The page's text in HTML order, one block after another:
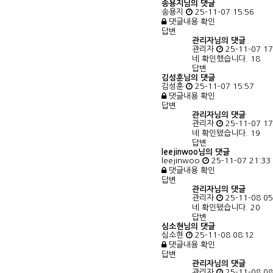
송용지님의 댓글
송용지
25-11-07 15:56
댓글내용 확인
답변
관리자님의 댓글
관리자
25-11-07
네 확인했습니다. 18
답변
김성훈님의 댓글
김성훈
25-11-07 15:57
댓글내용 확인
답변
관리자님의 댓글
관리자
25-11-07
네 확인됐습니다. 19
답변
leejinwoo님의 댓글
leejinwoo
25-11-07 21:33
댓글내용 확인
답변
관리자님의 댓글
관리자
25-11-08
네 확인됐습니다. 20
답변
심소현님의 댓글
심소현
25-11-08 08:12
댓글내용 확인
답변
관리자님의 댓글